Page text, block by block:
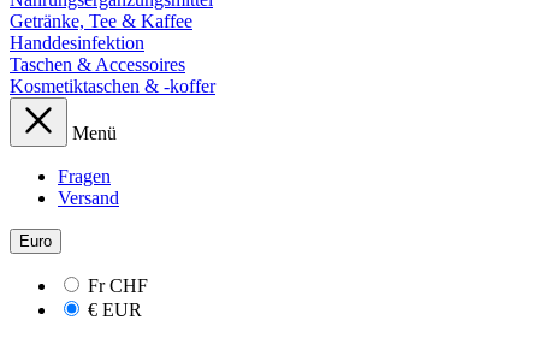
Getränke, Tee & Kaffee
Handdesinfektion
Taschen & Accessoires
Kosmetiktaschen & -koffer
Menü
Fragen
Versand
Euro
FrCHF
€ EUR